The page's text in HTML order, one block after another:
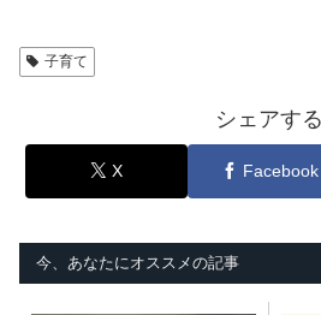
子育て
シェアする
X Facebook
今、あなたにオススメの記事